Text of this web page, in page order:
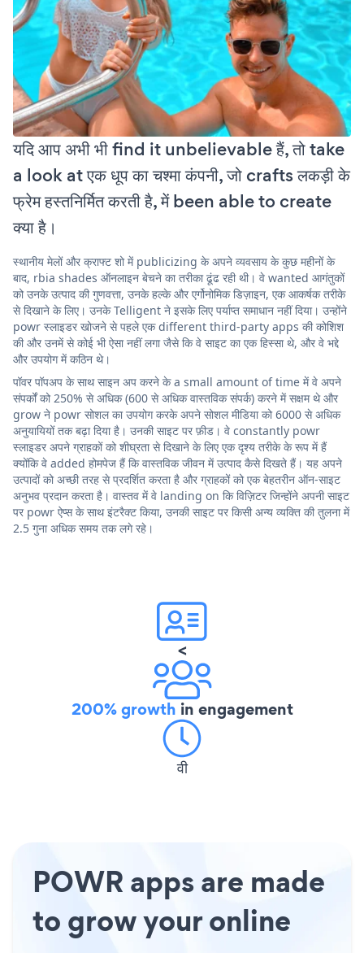
यदि आप अभी भी find it unbelievable हैं, तो take
a look at एक धूप का चश्मा कंपनी, जो crafts लकड़ी के
फ्रेम हस्तनिर्मित करती है, में been able to create
क्या है।
स्थानीय मेलों और क्राफ्ट शो में publicizing के अपने व्यवसाय के कुछ महीनों के
बाद, rbia shades ऑनलाइन बेचने का तरीका ढूंढ रही थी। वे wanted आगंतुकों
को उनके उत्पाद की गुणवत्ता, उनके हल्के और एर्गोनोमिक डिज़ाइन, एक आकर्षक तरीके
से दिखाने के लिए। उनके Telligent ने इसके लिए पर्याप्त समाधान नहीं दिया। उन्होंने
powr स्लाइडर खोजने से पहले एक different third-party apps की कोशिश
की और उनमें से कोई भी ऐसा नहीं लगा जैसे कि वे साइट का एक हिस्सा थे, और वे भद्दे
और उपयोग में कठिन थे।
पॉवर पॉपअप के साथ साइन अप करने के a small amount of time में वे अपने
संपर्कों को 250% से अधिक (600 से अधिक वास्तविक संपर्क) करने में सक्षम थे और
grow ने powr सोशल का उपयोग करके अपने सोशल मीडिया को 6000 से अधिक
अनुयायियों तक बढ़ा दिया है। उनकी साइट पर फ़ीड। वे constantly powr
स्लाइडर अपने ग्राहकों को शीघ्रता से दिखाने के लिए एक दृश्य तरीके के रूप में हैं
क्योंकि वे added होमपेज हैं कि वास्तविक जीवन में उत्पाद कैसे दिखते हैं। यह अपने
उत्पादों को अच्छी तरह से प्रदर्शित करता है और ग्राहकों को एक बेहतरीन ऑन-साइट
अनुभव प्रदान करता है। वास्तव में वे landing on कि विज़िटर जिन्होंने अपनी साइट
पर powr ऐप्स के साथ इंटरैक्ट किया, उनकी साइट पर किसी अन्य व्यक्ति की तुलना में
2.5 गुना अधिक समय तक लगे रहे।
<
200% growth in engagement
वी
POWR apps are made
to grow your online